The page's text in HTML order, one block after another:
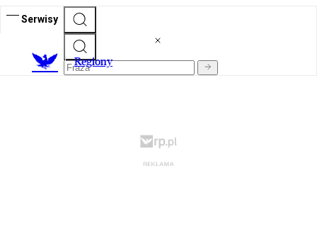
Serwisy
Regiony